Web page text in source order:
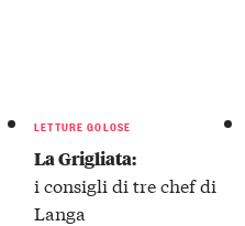
LETTURE GOLOSE
La Grigliata:
i consigli di tre chef di
Langa